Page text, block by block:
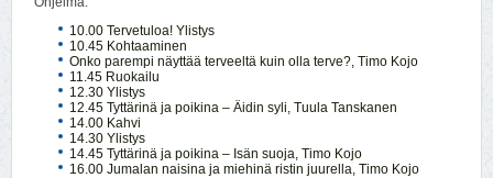
10.00 Tervetuloa! Ylistys
10.45 Kohtaaminen
Onko parempi näyttää terveeltä kuin olla terve?, Timo Kojo
11.45 Ruokailu
12.30 Ylistys
12.45 Tyttärinä ja poikina – Äidin syli, Tuula Tanskanen
14.00 Kahvi
14.30 Ylistys
14.45 Tyttärinä ja poikina – Isän suoja, Timo Kojo
16.00 Jumalan naisina ja miehinä ristin juurella, Timo Kojo